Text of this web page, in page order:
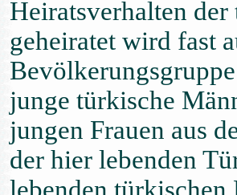
Heiratsverhalten
geheiratet wird fast
junge türkische
jungen Frauen aus
der hier lebenden